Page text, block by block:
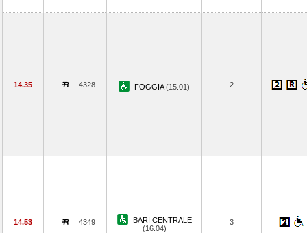
14.35 4328 FOGGIA(15.01) 2
14.53 4349
BARI CENTRALE
(16.04)
3